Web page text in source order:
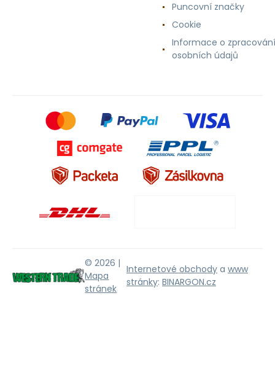
Puncovní značky
Cookie
Informace o zpracování
osobních údajů
© 2026 |
Mapa
stránek
Internetové obchody a www
stránky: BINARGON.cz